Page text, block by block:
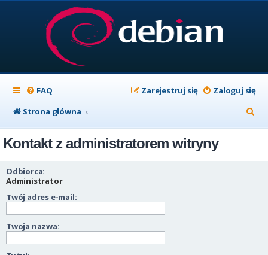
FAQ Zaloguj się
Zarejestruj się
Strona główna
z
Kontakt z administratorem witryny
Odbiorca:
Administrator
Twój adres e-mail:
Twoja nazwa: